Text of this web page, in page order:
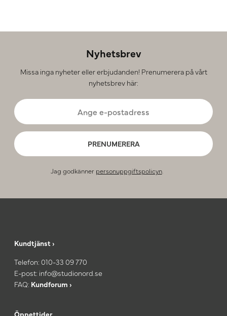
Nyhetsbrev
Missa inga nyheter eller erbjudanden! Prenumerera på vårt
nyhetsbrev här:
PRENUMERERA
Jag godkänner personuppgiftspolicyn.
Kundtjänst ›
Telefon: 010-33 09 770
E-post: info@studionord.se
FAQ: Kundforum ›
Öppettider